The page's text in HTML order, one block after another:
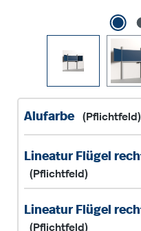
Alufarbe (Pflichtfeld)
Lineatur Flügel
(Pflichtfeld)
Lineatur Flügel
(Pflichtfeld)